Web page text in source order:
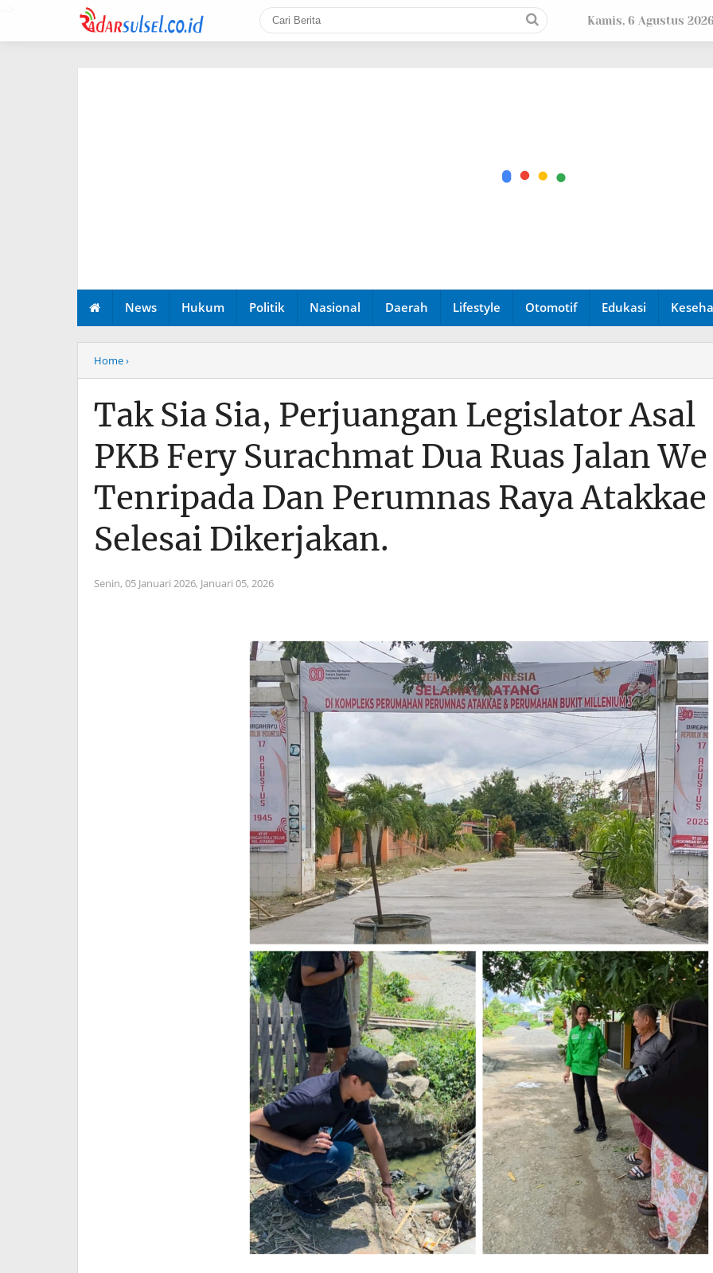
Kamis, 6 Agustus
News Hukum Politik Nasional Daerah Lifestyle Otomotif Edukasi
Home›
Tak Sia Sia, Perjuangan Legislator Asal
PKB Fery Surachmat Dua Ruas Jalan We
Tenripada Dan Perumnas Raya Atakkae
Selesai Dikerjakan.
Senin, 05 Januari 2026, Januari 05, 2026